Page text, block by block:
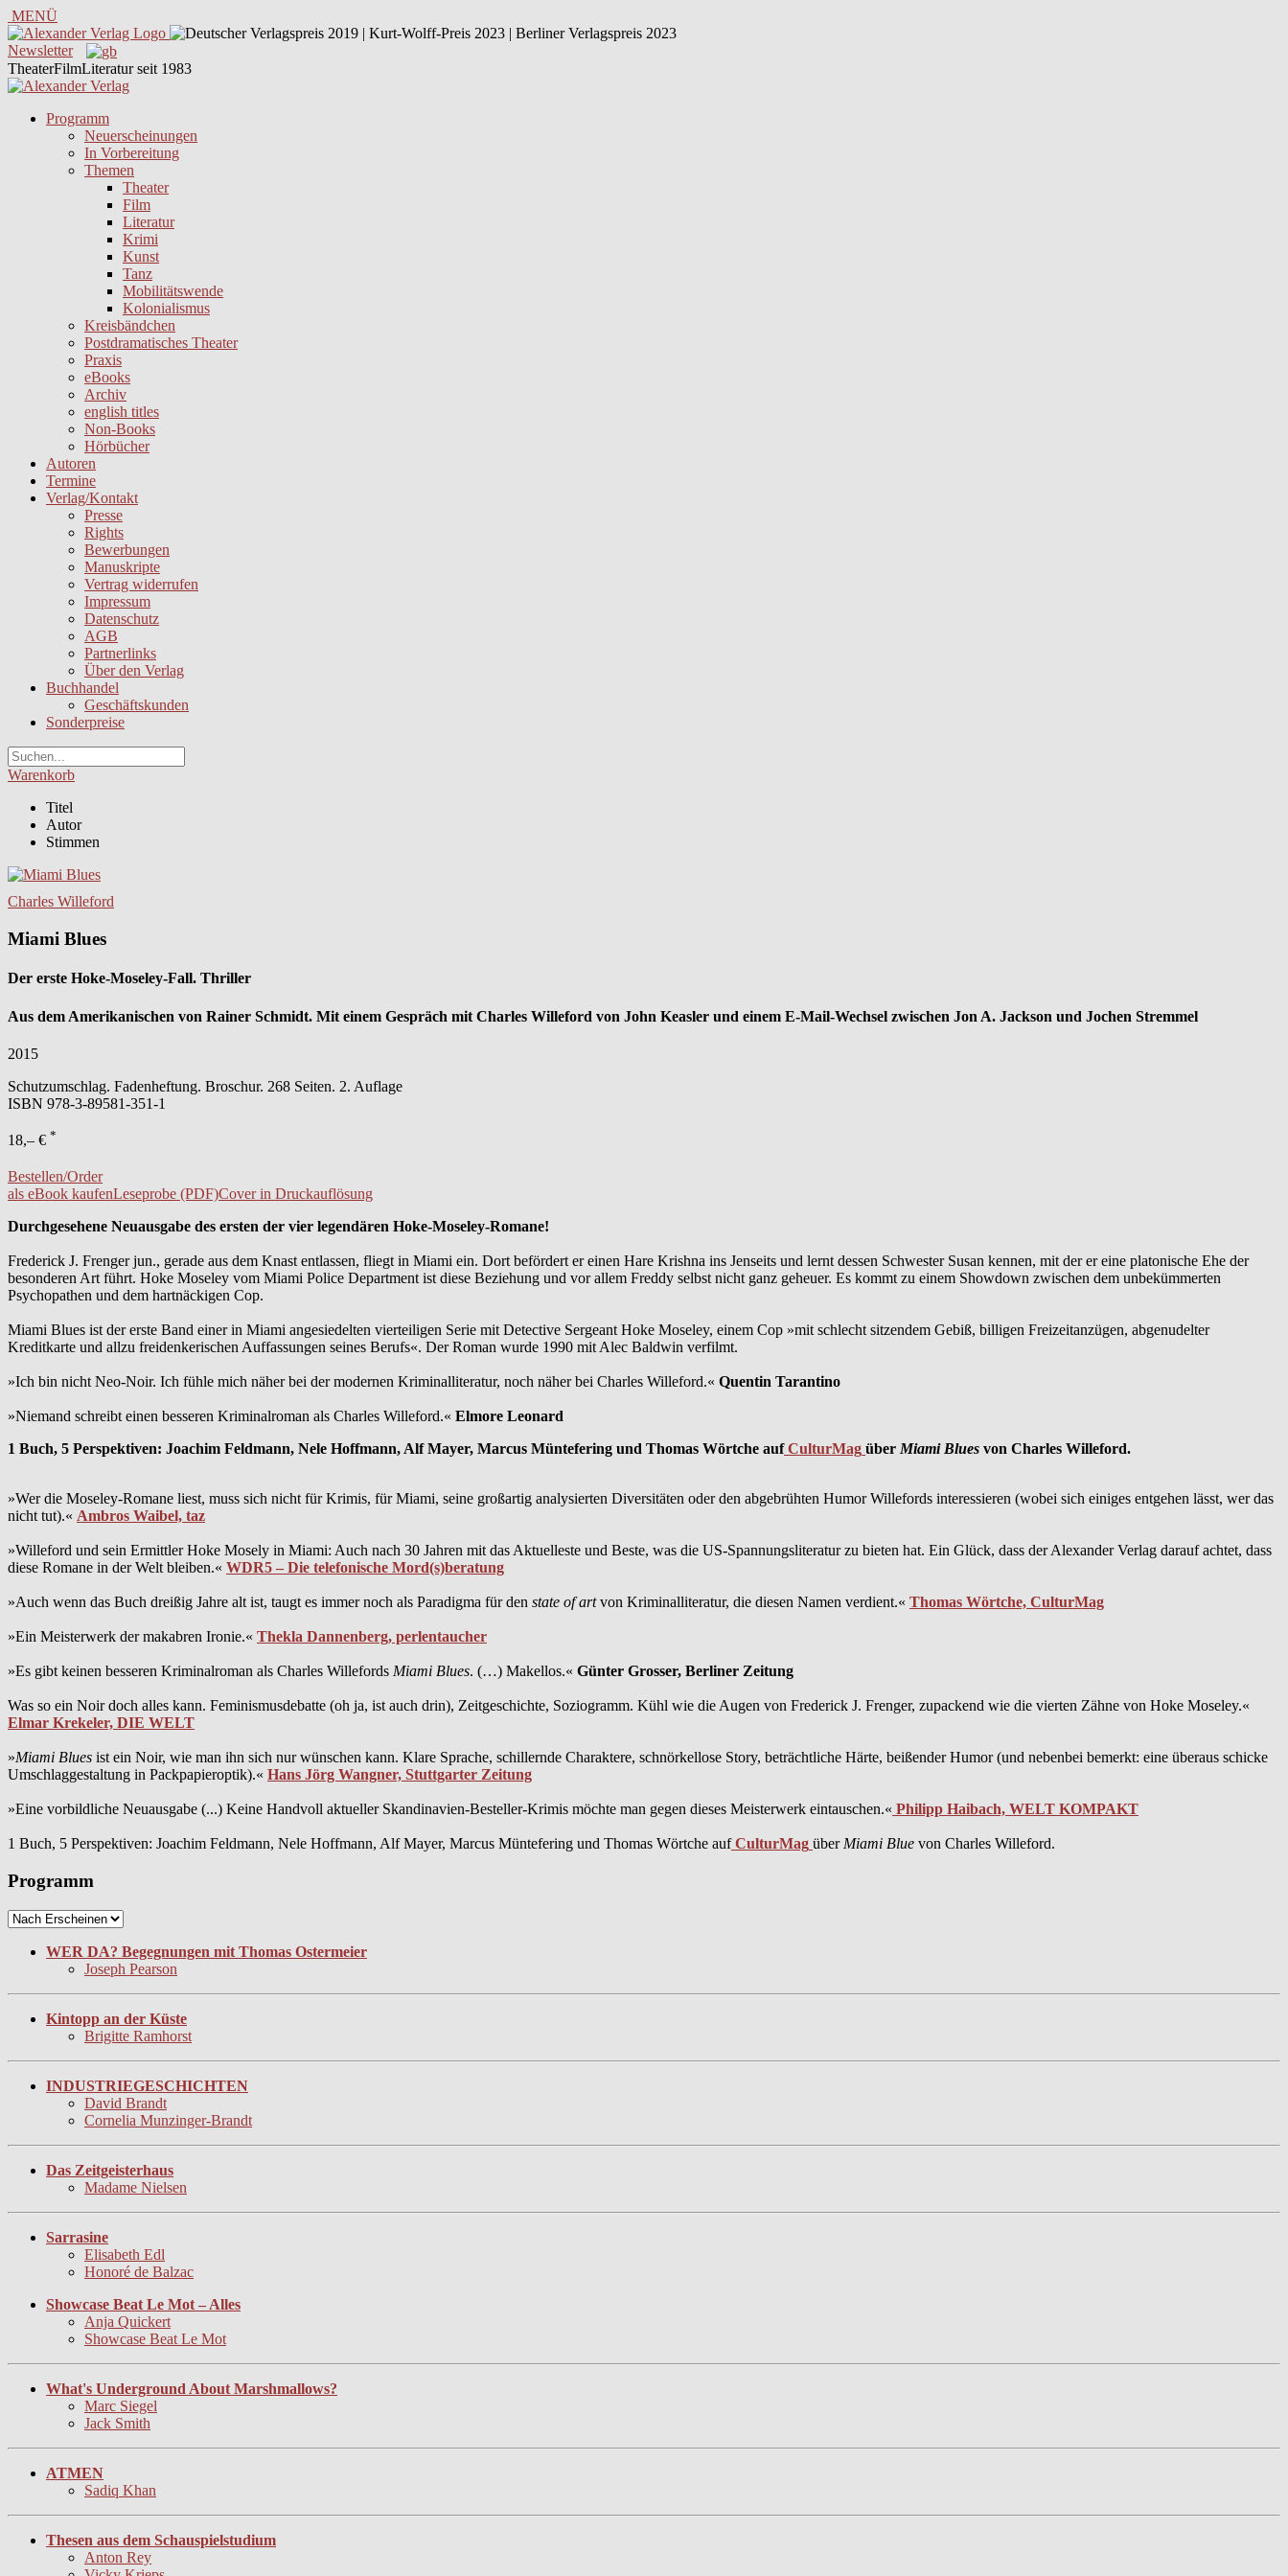
MENÜ
Newsletter
TheaterFilmLiteratur seit 1983
Programm
Neuerscheinungen
In Vorbereitung
Themen
Theater
Film
Literatur
Krimi
Kunst
Tanz
Mobilitätswende
Kolonialismus
Kreisbändchen
Postdramatisches Theater
Praxis
eBooks
Archiv
english titles
Non-Books
Hörbücher
Autoren
Termine
Verlag/Kontakt
Presse
Rights
Bewerbungen
Manuskripte
Vertrag widerrufen
Impressum
Datenschutz
AGB
Partnerlinks
Über den Verlag
Buchhandel
Geschäftskunden
Sonderpreise
Warenkorb
Titel
Autor
Stimmen
Charles Willeford
Miami Blues
Der erste Hoke-Moseley-Fall. Thriller
Aus dem Amerikanischen von Rainer Schmidt. Mit einem Gespräch mit Charles Willeford von John Keasler und einem E-Mail-Wechsel zwischen Jon A. Jackson und Jochen Stremmel
2015
Schutzumschlag. Fadenheftung. Broschur. 268 Seiten. 2. Auflage
ISBN 978-3-89581-351-1
18,– € *
Bestellen/Order
als eBook kaufenLeseprobe (PDF)Cover in Druckauflösung
Durchgesehene Neuausgabe des ersten der vier legendären Hoke-Moseley-Romane!
Frederick J. Frenger jun., gerade aus dem Knast entlassen, fliegt in Miami ein. Dort befördert er einen Hare Krishna ins Jenseits und lernt dessen Schwester Susan kennen, mit der er eine platonische Ehe der
besonderen Art führt. Hoke Moseley vom Miami Police Department ist diese Beziehung und vor allem Freddy selbst nicht ganz geheuer. Es kommt zu einem Showdown zwischen dem unbekümmerten
Psychopathen und dem hartnäckigen Cop.
Miami Blues ist der erste Band einer in Miami angesiedelten vierteiligen Serie mit Detective Sergeant Hoke Moseley, einem Cop »mit schlecht sitzendem Gebiß, billigen Freizeitanzügen, abgenudelter
Kreditkarte und allzu freidenkerischen Auffassungen seines Berufs«. Der Roman wurde 1990 mit Alec Baldwin verfilmt.
»Ich bin nicht Neo-Noir. Ich fühle mich näher bei der modernen Kriminalliteratur, noch näher bei Charles Willeford.« Quentin Tarantino
»Niemand schreibt einen besseren Kriminalroman als Charles Willeford.« Elmore Leonard
1 Buch, 5 Perspektiven: Joachim Feldmann, Nele Hoffmann, Alf Mayer, Marcus Müntefering und Thomas Wörtche aufCulturMag über Miami Blues von Charles Willeford.
»Wer die Moseley-Romane liest, muss sich nicht für Krimis, für Miami, seine großartig analysierten Diversitäten oder den abgebrühten Humor Willefords interessieren (wobei sich einiges entgehen lässt, wer das
nicht tut).« Ambros Waibel, taz
»Willeford und sein Ermittler Hoke Mosely in Miami: Auch nach 30 Jahren mit das Aktuelleste und Beste, was die US-Spannungsliteratur zu bieten hat. Ein Glück, dass der Alexander Verlag darauf achtet, dass
diese Romane in der Welt bleiben.« WDR5 – Die telefonische Mord(s)beratung
»Auch wenn das Buch dreißig Jahre alt ist, taugt es immer noch als Paradigma für den state of artvon Kriminalliteratur, die diesen Namen verdient.« Thomas Wörtche, CulturMag
»Ein Meisterwerk der makabren Ironie.« Thekla Dannenberg, perlentaucher
»Es gibt keinen besseren Kriminalroman als Charles Willefords Miami Blues. (…) Makellos.« Günter Grosser, Berliner Zeitung
Was so ein Noir doch alles kann. Feminismusdebatte (oh ja, ist auch drin), Zeitgeschichte, Soziogramm. Kühl wie die Augen von Frederick J. Frenger, zupackend wie die vierten Zähne von Hoke Moseley.«
Elmar Krekeler, DIE WELT
»Miami Blues ist ein Noir, wie man ihn sich nur wünschen kann. Klare Sprache, schillernde Charaktere, schnörkellose Story, beträchtliche Härte, beißender Humor (und nebenbei bemerkt: eine überaus schicke
Umschlaggestaltung in Packpapieroptik).« Hans Jörg Wangner, Stuttgarter Zeitung
»Eine vorbildliche Neuausgabe (...) Keine Handvoll aktueller Skandinavien-Besteller-Krimis möchte man gegen dieses Meisterwerk eintauschen.« Philipp Haibach, WELT KOMPAKT
1 Buch, 5 Perspektiven: Joachim Feldmann, Nele Hoffmann, Alf Mayer, Marcus Müntefering und Thomas Wörtche aufCulturMag über Miami Blue von Charles Willeford.
Programm
WER DA? Begegnungen mit Thomas Ostermeier
Joseph Pearson
Kintopp an der Küste
Brigitte Ramhorst
INDUSTRIEGESCHICHTEN
David Brandt
Cornelia Munzinger-Brandt
Das Zeitgeisterhaus
Madame Nielsen
Sarrasine
Elisabeth Edl
Honoré de Balzac
Showcase Beat Le Mot – Alles
Anja Quickert
Showcase Beat Le Mot
What's Underground About Marshmallows?
Marc Siegel
Jack Smith
ATMEN
Sadiq Khan
Thesen aus dem Schauspielstudium
Anton Rey